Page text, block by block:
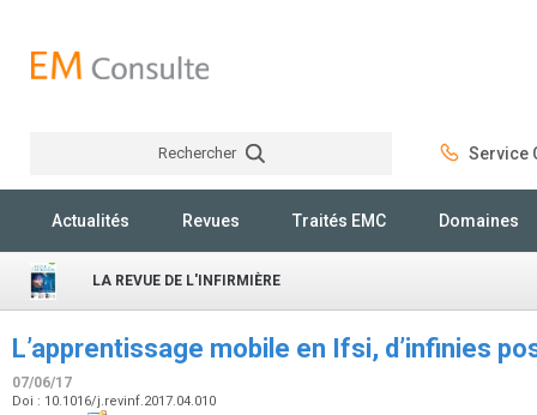
Rechercher Service
Actualités Revues Traités EMC Domaines
LA REVUE DE L'INFIRMIÈRE
L’apprentissage mobile en Ifsi, d’infinies
07/06/17
Doi : 10.1016/j.revinf.2017.04.010